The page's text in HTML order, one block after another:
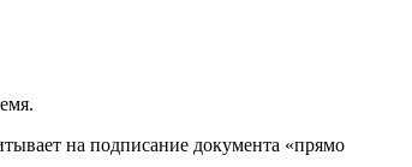
на подписание документа «прямо